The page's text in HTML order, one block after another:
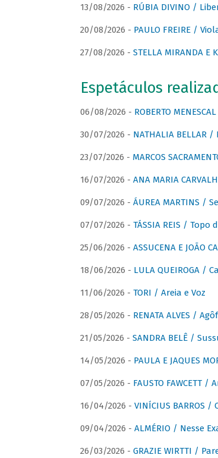
13/08/2026 - RÚBIA DIVINO /
20/08/2026 - PAULO FREIRE /
27/08/2026 - STELLA MIRANDA
Espetáculos
06/08/2026 - ROBERTO
30/07/2026 - NATHALIA BELLAR
23/07/2026 - MARCOS
16/07/2026 - ANA MARIA
09/07/2026 - ÁUREA MARTINS /
07/07/2026 - TÁSSIA REIS / Topo
25/06/2026 - ASSUCENA E JOÃO
18/06/2026 - LULA QUEIROGA /
11/06/2026 - TORI / Areia e Voz
28/05/2026 - RENATA ALVES /
21/05/2026 - SANDRA BELÊ /
14/05/2026 - PAULA E JAQUES
07/05/2026 - FAUSTO FAWCETT /
16/04/2026 - VINÍCIUS BARROS /
09/04/2026 - ALMÉRIO / Nesse
26/03/2026 - GRAZIE WIRTTI /